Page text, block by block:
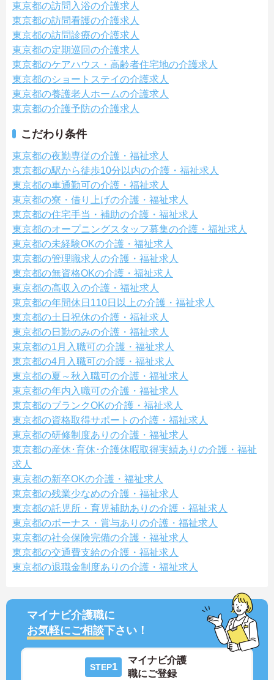
東京都の訪問入浴の介護求人
東京都の訪問看護の介護求人
東京都の訪問診療の介護求人
東京都の定期巡回の介護求人
東京都のケアハウス・高齢者住宅地の介護求人
東京都のショートステイの介護求人
東京都の養護老人ホームの介護求人
東京都の介護予防の介護求人
こだわり条件
東京都の夜勤専従の介護・福祉求人
東京都の駅から徒歩10分以内の介護・福祉求人
東京都の車通勤可の介護・福祉求人
東京都の寮・借り上げの介護・福祉求人
東京都の住宅手当・補助の介護・福祉求人
東京都のオープニングスタッフ募集の介護・福祉求人
東京都の未経験OKの介護・福祉求人
東京都の管理職求人の介護・福祉求人
東京都の無資格OKの介護・福祉求人
東京都の高収入の介護・福祉求人
東京都の年間休日110日以上の介護・福祉求人
東京都の土日祝休の介護・福祉求人
東京都の日勤のみの介護・福祉求人
東京都の1月入職可の介護・福祉求人
東京都の4月入職可の介護・福祉求人
東京都の夏～秋入職可の介護・福祉求人
東京都の年内入職可の介護・福祉求人
東京都のブランクOKの介護・福祉求人
東京都の資格取得サポートの介護・福祉求人
東京都の研修制度ありの介護・福祉求人
東京都の産休･育休･介護休暇取得実績ありの介護・福祉
求人
東京都の新卒OKの介護・福祉求人
東京都の残業少なめの介護・福祉求人
東京都の託児所・育児補助ありの介護・福祉求人
東京都のボーナス・賞与ありの介護・福祉求人
東京都の社会保険完備の介護・福祉求人
東京都の交通費支給の介護・福祉求人
東京都の退職金制度ありの介護・福祉求人
マイナビ介護職に
お気軽にご相談下さい！
STEP1
マイナビ介護
職にご登録